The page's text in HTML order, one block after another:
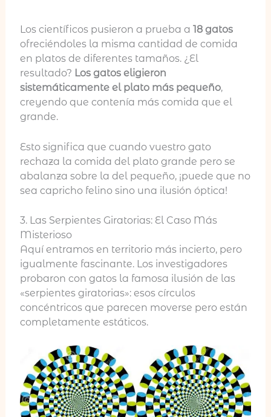
Los científicos pusieron a prueba a 18 gatos
ofreciéndoles la misma cantidad de comida
en platos de diferentes tamaños. ¿El
resultado? Los gatos eligieron
sistemáticamente el plato más pequeño,
creyendo que contenía más comida que el
grande.
Esto significa que cuando vuestro gato
rechaza la comida del plato grande pero se
abalanza sobre la del pequeño, ¡puede que no
sea capricho felino sino una ilusión óptica!
3. Las Serpientes Giratorias: El Caso Más
Misterioso
Aquí entramos en territorio más incierto, pero
igualmente fascinante. Los investigadores
probaron con gatos la famosa ilusión de las
«serpientes giratorias»: esos círculos
concéntricos que parecen moverse pero están
completamente estáticos.